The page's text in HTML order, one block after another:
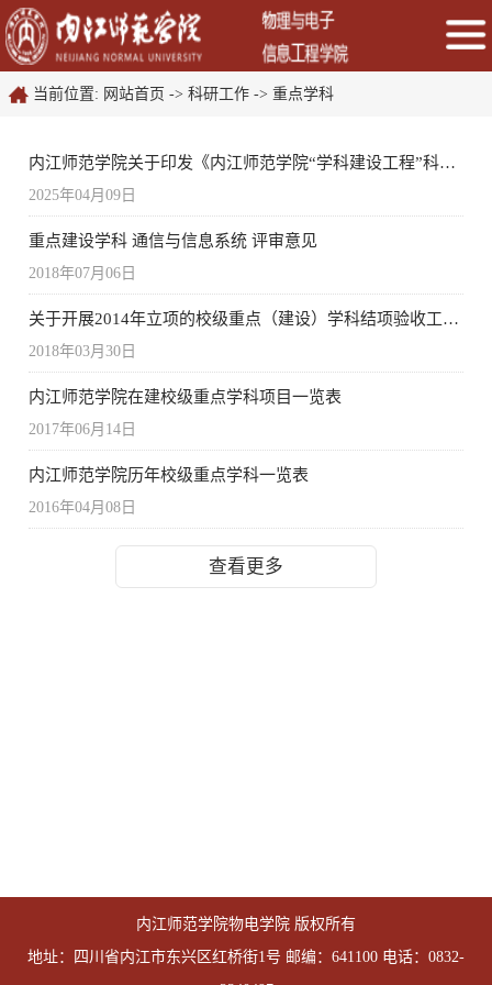
当前位置: 网站首页 -> 科研工作 -> 重点学科
内江师范学院关于印发《内江师范学院“学科建设工程”科研资助计划（试行）》的通知
2025年04月09日
重点建设学科 通信与信息系统 评审意见
2018年07月06日
关于开展2014年立项的校级重点（建设）学科结项验收工作的通知
2018年03月30日
内江师范学院在建校级重点学科项目一览表
2017年06月14日
内江师范学院历年校级重点学科一览表
2016年04月08日
查看更多
内江师范学院物电学院 版权所有
地址：四川省内江市东兴区红桥街1号 邮编：641100 电话：0832-